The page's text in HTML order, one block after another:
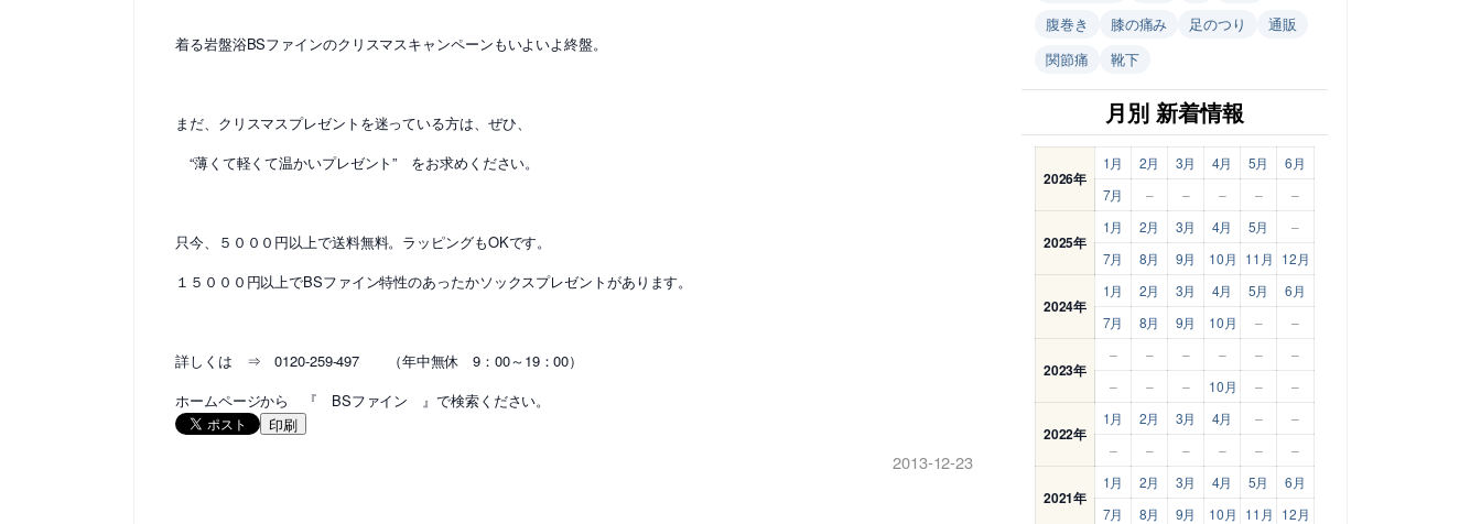
着る岩盤浴BSファインのクリスマスキャンペーンもいよいよ終盤。
まだ、クリスマスプレゼントを迷っている方は、ぜひ、
“薄くて軽くて温かいプレゼント” をお求めください。
只今、５０００円以上で送料無料。ラッピングもOKです。
１５０００円以上でBSファイン特性のあったかソックスプレゼントがあります。
詳しくは ⇒ 0120-259-497 （年中無休 9：00～19：00）
ホームページから 『 BSファイン 』で検索ください。
印刷
2013-12-23
腹巻き
膝の痛み 足のつり
通販
関節痛
靴下
月別 新着情報
2026年
1月 2月 3月 4月 5月
6月
7月
– – – – –
2025年
1月 2月 3月 4月 5月
–
7月
8月 9月 10月 11月 12月
2024年
1月 2月 3月 4月 5月
6月
7月
8月 9月 10月 – –
2023年
– – – – –
–
–
– – 10月 – –
2022年
1月 2月 3月 4月 –
–
–
– – – – –
2021年
1月 2月 3月 4月 5月
6月
7月
8月 9月 10月 11月 12月